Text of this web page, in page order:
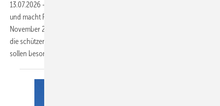
13.07.2026 -
und macht Fachpartnern den Einstieg schmackhaft: Bis Ende
November 2026 entfallen die Mehrkosten von 90 Euro pro Flügel für
die schützende Aluminiumschale. Die Modelle "Line" und "Shape"
sollen besonders bei Altbaumodernisierungen